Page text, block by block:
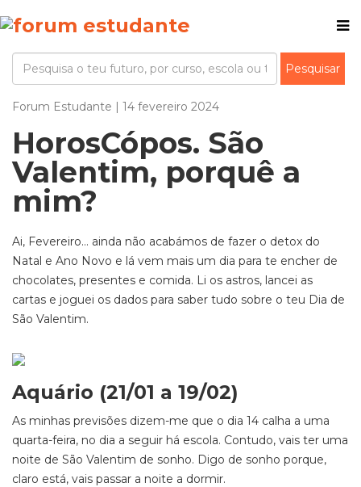
Forum Estudante | 14 fevereiro 2024
HorosCópos. São
Valentim, porquê a
mim?
Ai, Fevereiro… ainda não acabámos de fazer o detox do
Natal e Ano Novo e lá vem mais um dia para te encher de
chocolates, presentes e comida. Li os astros, lancei as
cartas e joguei os dados para saber tudo sobre o teu Dia de
São Valentim.
Aquário (21/01 a 19/02)
As minhas previsões dizem-me que o dia 14 calha a uma
quarta-feira, no dia a seguir há escola. Contudo, vais ter uma
noite de São Valentim de sonho. Digo de sonho porque,
claro está, vais passar a noite a dormir.